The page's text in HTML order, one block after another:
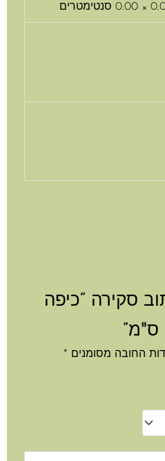
סקירה “כיפה
החובה מסומנים *